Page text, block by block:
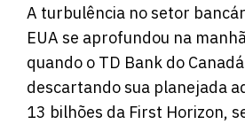
A turbulência no setor
EUA se aprofundou na
quando o TD Bank do
descartando sua planejada
13 bilhões da First Horizon,